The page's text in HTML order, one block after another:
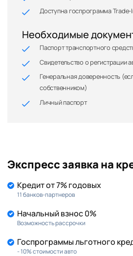
Доступна госпрограмма Trade-
Необходимые
Паспорт транспортного
Свидетельство о регистрации
Генеральная доверенность
собственником)
Личный паспорт
Экспресс заявка на
Кредит от 7% годовых
11 банков-партнеров
Начальный взнос 0%
Возможность рассрочки
Госпрограммы льготного
- 10% стоимости авто